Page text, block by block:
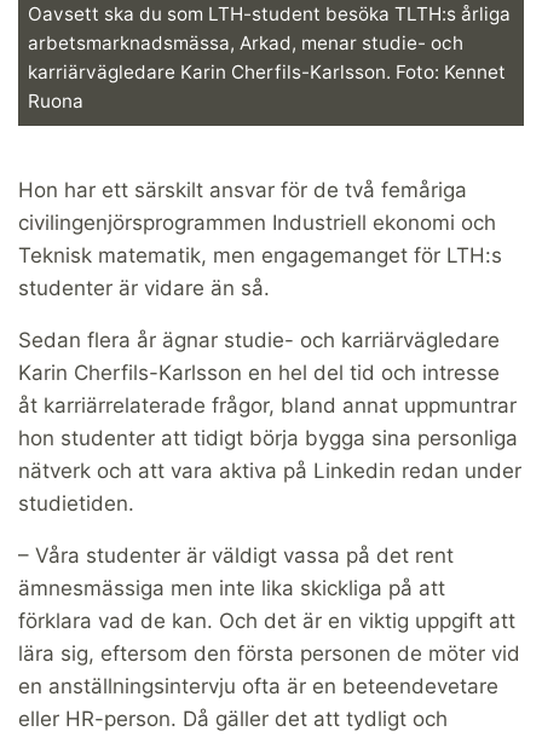
Oavsett ska du som LTH-student besöka TLTH:s årliga
arbetsmarknadsmässa, Arkad, menar studie- och
karriärvägledare Karin Cherfils-Karlsson. Foto: Kennet
Ruona
Hon har ett särskilt ansvar för de två femåriga
civilingenjörsprogrammen Industriell ekonomi och
Teknisk matematik, men engagemanget för LTH:s
studenter är vidare än så.
Sedan flera år ägnar studie- och karriärvägledare
Karin Cherfils-Karlsson en hel del tid och intresse
åt karriärrelaterade frågor, bland annat uppmuntrar
hon studenter att tidigt börja bygga sina personliga
nätverk och att vara aktiva på Linkedin redan under
studietiden.
– Våra studenter är väldigt vassa på det rent
ämnesmässiga men inte lika skickliga på att
förklara vad de kan. Och det är en viktig uppgift att
lära sig, eftersom den första personen de möter vid
en anställningsintervju ofta är en beteendevetare
eller HR-person. Då gäller det att tydligt och